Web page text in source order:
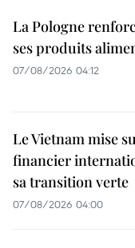
La Pologne
ses produits
07/08/2026 04:12
Le Vietnam mise
financier
sa transition verte
07/08/2026 04:00